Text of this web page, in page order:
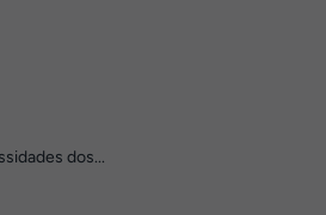
dos...